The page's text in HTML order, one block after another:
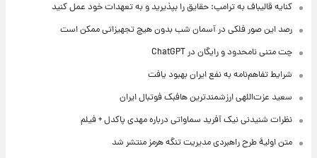
کنایه قالیباف به ترامپ: حقایق را بپذیرید و به تعهدات خود عمل کنید
رصد این صور فلکی در آسمان شب بدون هیچ تجهیزاتی ممکن است
چت متنی نامحدود و رایگان در ChatGPT
شرایط تفاهم‌نامه به نفع ایران بهبود یافت
سعید عزت‌اللهی ارزشمندترین هافبک فوتبال ایران
نظرات شنیدنی نیک آفرید سماواتی درباره مهدی پاکدل + فیلم
متن اولیۀ طرح راهبردی مدیریت تنگه هرمز منتشر شد